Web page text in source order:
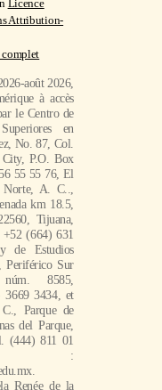
Licence
Attribution-
complet
août 2026,
à accès
le Centro de
en
No. 87, Col.
P.O. Box
55 55 76, El
Norte, A. C..,
km 18.5,
Tijuana,
(664) 631
de Estudios
Periférico Sur
8585,
3669 3434, et
Parque de
del Parque,
(444) 811 01
:
Renée de la